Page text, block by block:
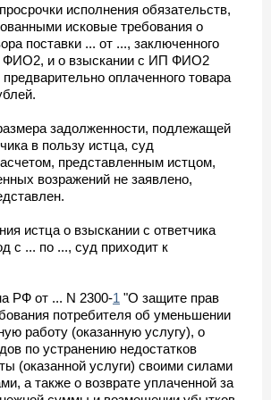
исполнения обязательств,
исковые требования о
поставки ... от ..., заключенного
и о взыскании с ИП ФИО2
оплаченного товара
задолженности, подлежащей
в пользу истца, суд
представленным истцом,
возражений не заявлено,
истца о взыскании с ответчика
с ... по ..., суд приходит к
РФ от ... N 2300-1 "О защите прав
потребителя об уменьшении
работу (оказанную услугу), о
по устранению недостатков
(оказанной услуги) своими силами
а также о возврате уплаченной за